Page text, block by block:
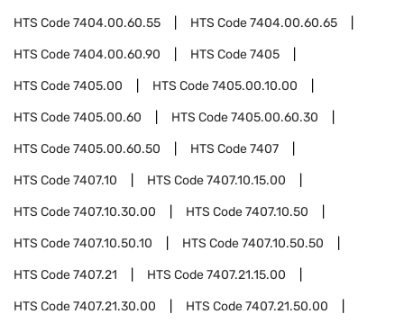
HTS Code7404.00.60.55 HTS Code7404.00.60.65
HTS Code7404.00.60.90 HTS Code7405
HTS Code7405.00 HTS Code7405.00.10.00
HTS Code7405.00.60 HTS Code7405.00.60.30
HTS Code7405.00.60.50 HTS Code7407
HTS Code7407.10 HTS Code7407.10.15.00
HTS Code7407.10.30.00 HTS Code7407.10.50
HTS Code7407.10.50.10 HTS Code7407.10.50.50
HTS Code7407.21 HTS Code7407.21.15.00
HTS Code7407.21.30.00 HTS Code7407.21.50.00